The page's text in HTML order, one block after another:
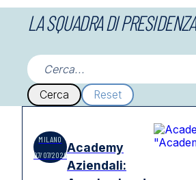
LA SQUADRA DI PRESIDENZA
Cerca Reset
MILANO
07/07/2026Academy
Aziendali: